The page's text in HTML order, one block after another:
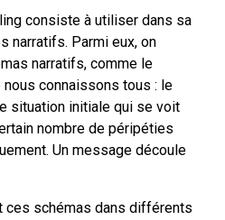
consiste à utiliser dans sa
narratifs. Parmi eux, on
narratifs, comme le
connaissons tous : le
situation initiale qui se voit
nombre de péripéties
Un message découle
ces schémas dans différents